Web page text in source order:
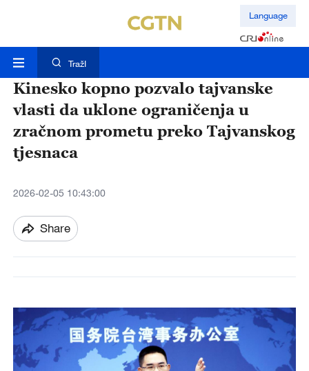
Language
TražI
Kinesko kopno pozvalo tajvanske
vlasti da uklone ograničenja u
zračnom prometu preko Tajvanskog
tjesnaca
2026-02-05 10:43:00
Share